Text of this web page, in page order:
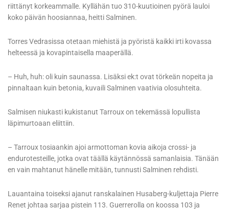
riittänyt korkeammalle. Kyllähän tuo 310-kuutioinen pyörä lauloi
koko päivän hoosiannaa, heitti Salminen.
Torres Vedrasissa otetaan miehistä ja pyöristä kaikki irti kovassa
helteessä ja kovapintaisella maaperällä.
– Huh, huh: oli kuin saunassa. Lisäksi ek:t ovat törkeän nopeita ja
pinnaltaan kuin betonia, kuvaili Salminen vaativia olosuhteita.
Salmisen niukasti kukistanut Tarroux on tekemässä lopullista
läpimurtoaan eliittiin.
– Tarroux tosiaankin ajoi armottoman kovia aikoja crossi- ja
endurotesteille, jotka ovat täällä käytännössä samanlaisia. Tänään
en vain mahtanut hänelle mitään, tunnusti Salminen rehdisti.
Lauantaina toiseksi ajanut ranskalainen Husaberg-kuljettaja Pierre
Renet johtaa sarjaa pistein 113. Guerrerolla on koossa 103 ja